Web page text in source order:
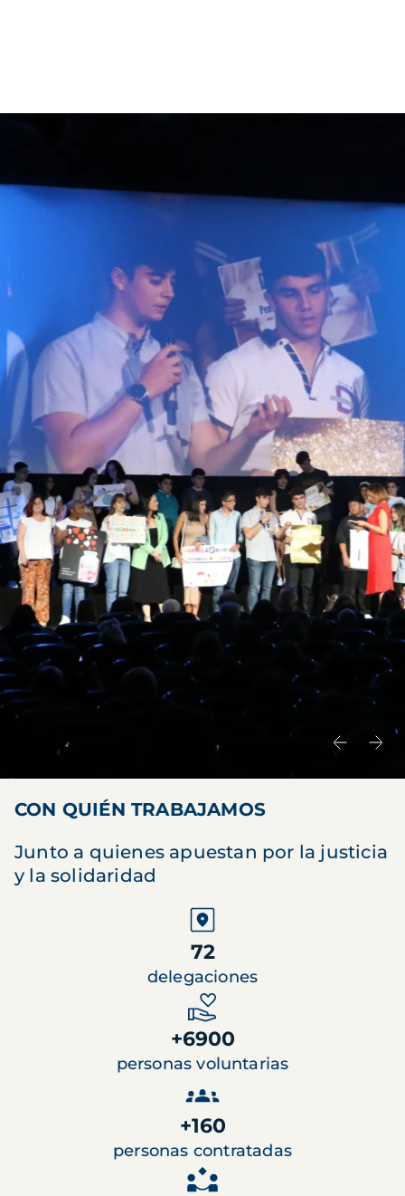
CON QUIÉN TRABAJAMOS
Junto a quienes apuestan por la justicia
y la solidaridad
72
delegaciones
+6900
personas voluntarias
+160
personas contratadas